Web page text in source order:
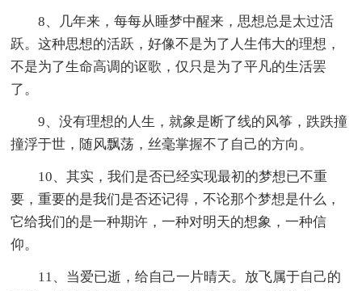
8、几年来，每每从睡梦中醒来，思想总是太过活
跃。这种思想的活跃，好像不是为了人生伟大的理想，
不是为了生命高调的讴歌，仅只是为了平凡的生活罢
了。
9、没有理想的人生，就象是断了线的风筝，跌跌撞
撞浮于世，随风飘荡，丝毫掌握不了自己的方向。
10、其实，我们是否已经实现最初的梦想已不重
要，重要的是我们是否还记得，不论那个梦想是什么，
它给我们的是一种期许，一种对明天的想象，一种信
仰。
11、当爱已逝，给自己一片晴天。放飞属于自己的